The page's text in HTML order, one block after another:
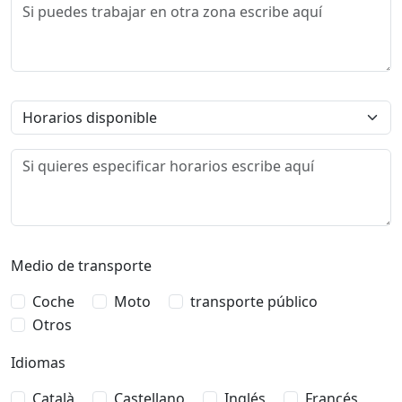
Medio de transporte
Coche
Moto
transporte público
Otros
Idiomas